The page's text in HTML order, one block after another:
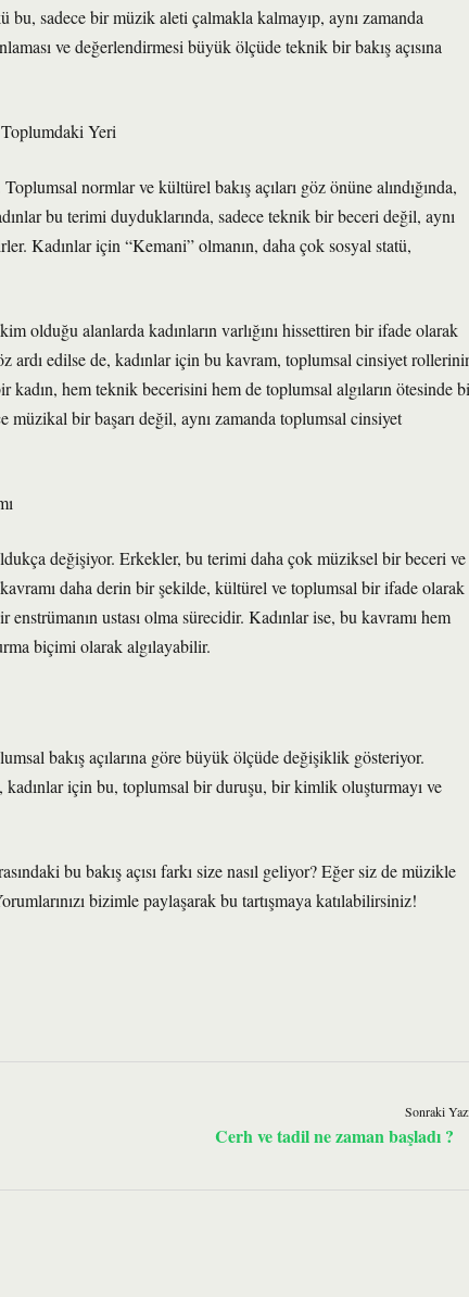
bu, sadece bir müzik aleti çalmakla kalmayıp, aynı zamanda
ve değerlendirmesi büyük ölçüde teknik bir bakış açısına
Yeri
normlar ve kültürel bakış açıları göz önüne alındığında,
bu terimi duyduklarında, sadece teknik bir beceri değil, aynı
Kadınlar için “Kemani” olmanın, daha çok sosyal statü,
olduğu alanlarda kadınların varlığını hissettiren bir ifade olarak
edilse de, kadınlar için bu kavram, toplumsal cinsiyet
kadın, hem teknik becerisini hem de toplumsal algıların ötesinde
müzikal bir başarı değil, aynı zamanda toplumsal cinsiyet
değişiyor. Erkekler, bu terimi daha çok müziksel bir beceri ve
daha derin bir şekilde, kültürel ve toplumsal bir ifade olarak
ustası olma sürecidir. Kadınlar ise, bu kavramı hem
biçimi olarak algılayabilir.
bakış açılarına göre büyük ölçüde değişiklik gösteriyor.
için bu, toplumsal bir duruşu, bir kimlik oluşturmayı ve
bu bakış açısı farkı size nasıl geliyor? Eğer siz de müzikle
bizimle paylaşarak bu tartışmaya katılabilirsiniz!
Sonraki
Cerh ve tadil ne zaman başladı ?